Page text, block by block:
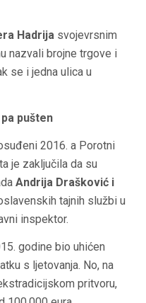
Hadrija svojevrsnim
nazvali brojne trgove i
se i jedna ulica u
pušten
2016. a Porotni
je zaključila da su
Andrija Drašković i
tajnih službi u
inspektor.
godine bio uhićen
s ljetovanja. No, na
pritvoru,